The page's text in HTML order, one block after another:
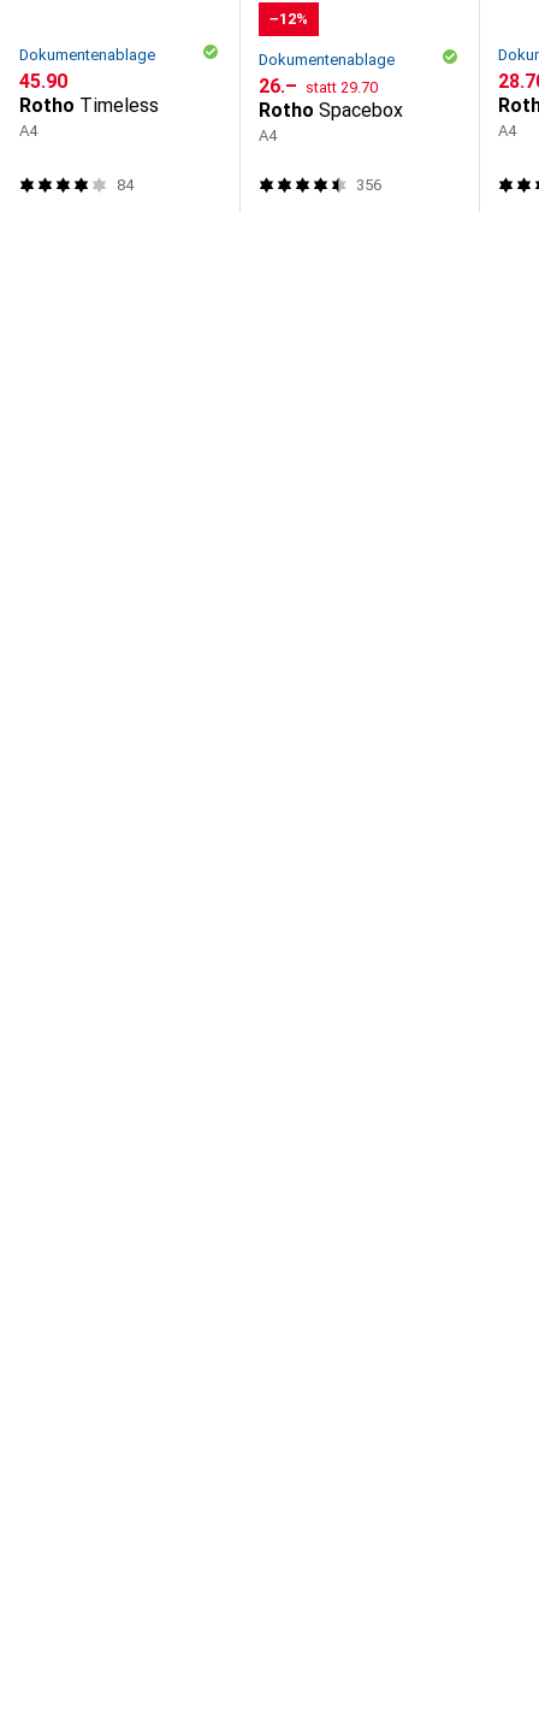
Dokumentenablage
CHF
45.90
Rotho Timeless
A4
84
−12%
Dokumentenablage
CHF
26.– stattCHF
29.70
Rotho Spacebox
A4
356
CHF
A4